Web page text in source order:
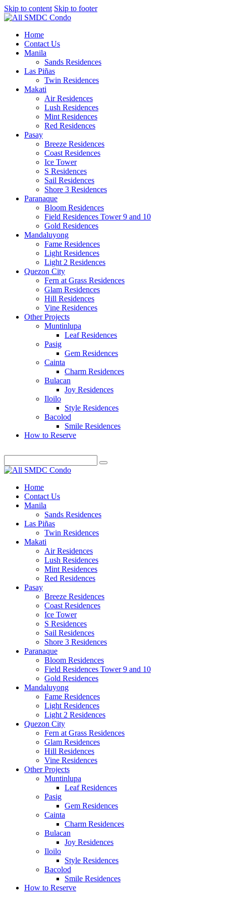
Skip to content Skip to footer
Home
Contact Us
Manila
Sands Residences
Las Piñas
Twin Residences
Makati
Air Residences
Lush Residences
Mint Residences
Red Residences
Pasay
Breeze Residences
Coast Residences
Ice Tower
S Residences
Sail Residences
Shore 3 Residences
Paranaque
Bloom Residences
Field Residences Tower 9 and 10
Gold Residences
Mandaluyong
Fame Residences
Light Residences
Light 2 Residences
Quezon City
Fern at Grass Residences
Glam Residences
Hill Residences
Vine Residences
Other Projects
Muntinlupa
Leaf Residences
Pasig
Gem Residences
Cainta
Charm Residences
Bulacan
Joy Residences
Iloilo
Style Residences
Bacolod
Smile Residences
How to Reserve
Home
Contact Us
Manila
Sands Residences
Las Piñas
Twin Residences
Makati
Air Residences
Lush Residences
Mint Residences
Red Residences
Pasay
Breeze Residences
Coast Residences
Ice Tower
S Residences
Sail Residences
Shore 3 Residences
Paranaque
Bloom Residences
Field Residences Tower 9 and 10
Gold Residences
Mandaluyong
Fame Residences
Light Residences
Light 2 Residences
Quezon City
Fern at Grass Residences
Glam Residences
Hill Residences
Vine Residences
Other Projects
Muntinlupa
Leaf Residences
Pasig
Gem Residences
Cainta
Charm Residences
Bulacan
Joy Residences
Iloilo
Style Residences
Bacolod
Smile Residences
How to Reserve